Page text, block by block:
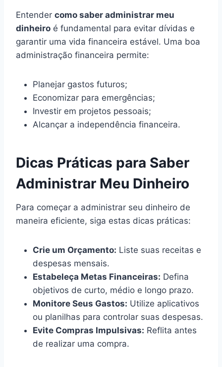
Entender como saber administrar meu
dinheiro é fundamental para evitar dívidas e
garantir uma vida financeira estável. Uma boa
administração financeira permite:
Planejar gastos futuros;
Economizar para emergências;
Investir em projetos pessoais;
Alcançar a independência financeira.
Dicas Práticas para Saber
Administrar Meu Dinheiro
Para começar a administrar seu dinheiro de
maneira eficiente, siga estas dicas práticas:
Crie um Orçamento: Liste suas receitas e
despesas mensais.
Estabeleça Metas Financeiras: Defina
objetivos de curto, médio e longo prazo.
Monitore Seus Gastos: Utilize aplicativos
ou planilhas para controlar suas despesas.
Evite Compras Impulsivas: Reflita antes
de realizar uma compra.